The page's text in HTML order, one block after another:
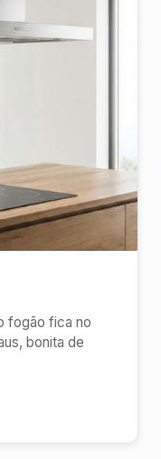
fogão fica no
bonita de